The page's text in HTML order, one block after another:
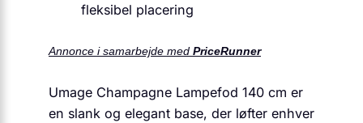
fleksibel placering
Annonce i samarbejde med PriceRunner
Umage Champagne Lampefod 140 cm er
en slank og elegant base, der løfter enhver